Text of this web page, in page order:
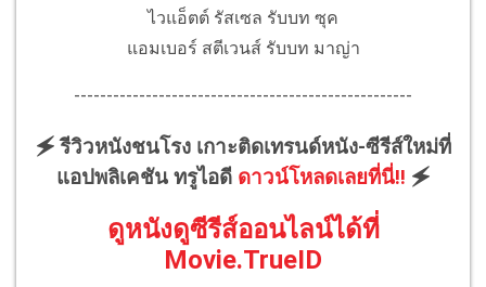
ไวแอ็ตต์ รัสเซล รับบท ซุค
แอมเบอร์ สตีเวนส์ รับบท มาญ่า
----------------------------------------------------
🗲 รีวิวหนังชนโรง เกาะติดเทรนด์หนัง-ซีรีส์ใหม่ที่
แอปพลิเคชัน ทรูไอดี ดาวน์โหลดเลยที่นี่!! 🗲
ดูหนังดูซีรีส์ออนไลน์ได้ที่
Movie.TrueID